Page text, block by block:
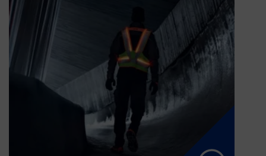
Baugewerbe
Arbeit im Bergbau oder bei Dunkelheit